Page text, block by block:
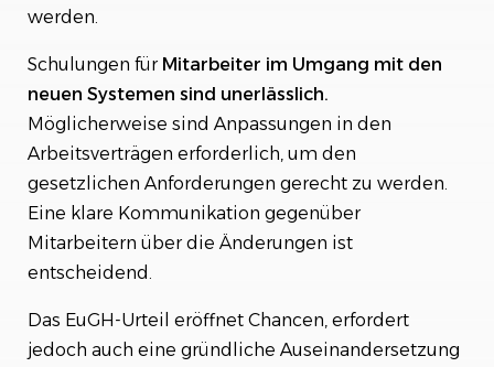
werden.
Schulungen für Mitarbeiter im Umgang mit den
neuen Systemen sind unerlässlich.
Möglicherweise sind Anpassungen in den
Arbeitsverträgen erforderlich, um den
gesetzlichen Anforderungen gerecht zu werden.
Eine klare Kommunikation gegenüber
Mitarbeitern über die Änderungen ist
entscheidend.
Das EuGH-Urteil eröffnet Chancen, erfordert
jedoch auch eine gründliche Auseinandersetzung